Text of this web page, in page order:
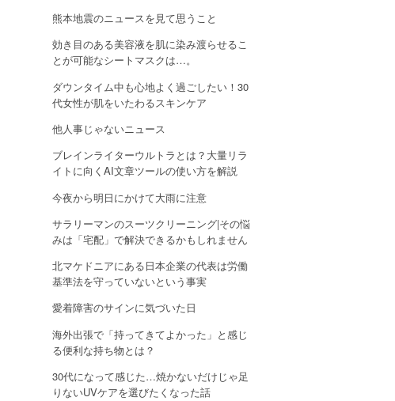
熊本地震のニュースを見て思うこと
効き目のある美容液を肌に染み渡らせるこ
とが可能なシートマスクは…。
ダウンタイム中も心地よく過ごしたい！30
代女性が肌をいたわるスキンケア
他人事じゃないニュース
ブレインライターウルトラとは？大量リラ
イトに向くAI文章ツールの使い方を解説
今夜から明日にかけて大雨に注意
サラリーマンのスーツクリーニング|その悩
みは「宅配」で解決できるかもしれません
北マケドニアにある日本企業の代表は労働
基準法を守っていないという事実
愛着障害のサインに気づいた日
海外出張で「持ってきてよかった」と感じ
る便利な持ち物とは？
30代になって感じた…焼かないだけじゃ足
りないUVケアを選びたくなった話